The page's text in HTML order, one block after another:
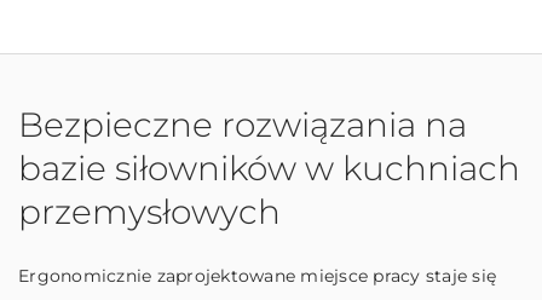
Bezpieczne rozwiązania na
bazie siłowników w kuchniach
przemysłowych
Ergonomicznie zaprojektowane miejsce pracy staje się